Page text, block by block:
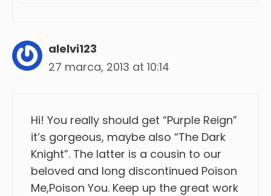
alelvi123
27 marca, 2013 at 10:14
Hi! You really should get “Purple Reign”
it’s gorgeous, maybe also “The Dark
Knight”. The latter is a cousin to our
beloved and long discontinued Poison
Me,Poison You. Keep up the great work